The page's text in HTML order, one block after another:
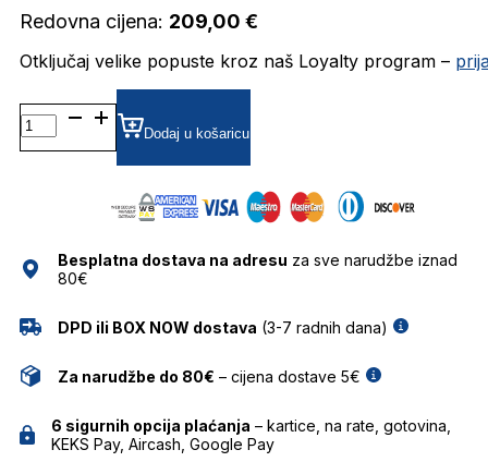
Redovna cijena: 209,00 €
Otključaj velike popuste kroz naš Loyalty program –
MP503219 DIOPTRIJSKI
OKVIRI
MARC
Dodaj u košaricu
Besplatna dostava na adresu za sve narudžbe iznad
80€
DPD ili BOX NOW dostava (3-7 radnih dana)
Za narudžbe do 80€ – cijena dostave 5€
6 sigurnih opcija plaćanja – kartice, na rate, gotovina,
KEKS Pay, Aircash, Google Pay